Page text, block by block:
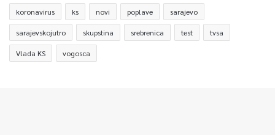
koronavirus ks novi poplave sarajevo
sarajevskojutro skupstina srebrenica test tvsa
Vlada KS vogosca